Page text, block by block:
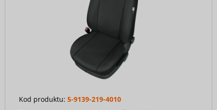
Kod produktu: 5-9139-219-4010